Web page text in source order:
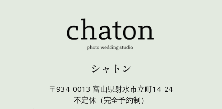
シャトン
〒934-0013 富山県射水市立町14-24
不定休（完全予約制）